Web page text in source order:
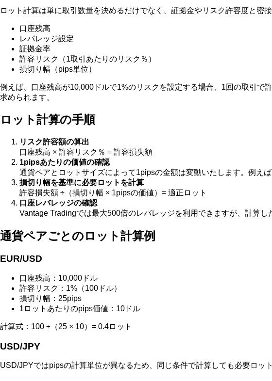
ロット計算は単に取引数量を決めるだけでなく、証拠金やリスク許容度と密
口座残高
レバレッジ設定
証拠金率
許容リスク（1取引あたりのリスク％）
損切り幅（pips単位）
例えば、口座残高が10,000ドルで1%のリスクを設定する場合、1回の取引
求められます。
ロット計算の手順
リスク許容額の算出
口座残高 × 許容リスク％ = 許容損失額
1pipsあたりの価値の確認
通貨ペアとロットサイズによって1pipsの金額は変動いたします。例え
損切り幅を基準に必要ロットを計算
許容損失額 ÷（損切り幅 × 1pipsの価値）= 適正ロット
口座レバレッジの確認
Vantage Tradingでは最大500倍のレバレッジを利用できますが、計算
通貨ペアごとのロット計算例
EUR/USD
口座残高：10,000ドル
許容リスク：1%（100ドル）
損切り幅：25pips
1ロットあたりのpips価値：10ドル
計算式：100 ÷（25 × 10）= 0.4ロット
USD/JPY
USD/JPYではpipsの計算単位が異なるため、同じ条件で計算しても必要ロッ